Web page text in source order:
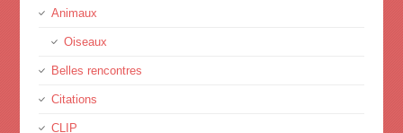
Animaux
Oiseaux
Belles rencontres
Citations
CLIP